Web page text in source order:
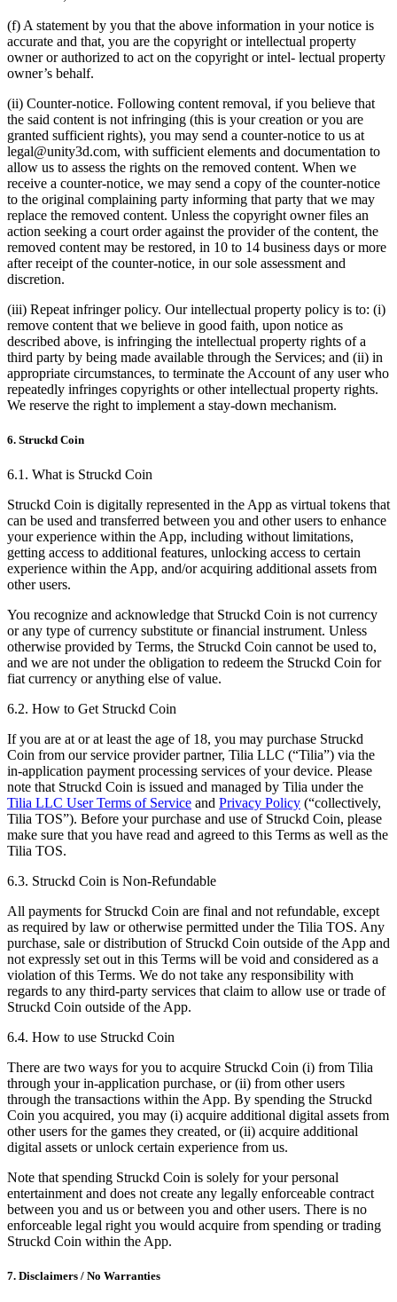
(f) A statement by you that the above information in your notice is
accurate and that, you are the copyright or intellectual property
owner or authorized to act on the copyright or intel- lectual property
owner’s behalf.
(ii) Counter-notice. Following content removal, if you believe that
the said content is not infringing (this is your creation or you are
granted sufficient rights), you may send a counter-notice to us at
legal@unity3d.com, with sufficient elements and documentation to
allow us to assess the rights on the removed content. When we
receive a counter-notice, we may send a copy of the counter-notice
to the original complaining party informing that party that we may
replace the removed content. Unless the copyright owner files an
action seeking a court order against the provider of the content, the
removed content may be restored, in 10 to 14 business days or more
after receipt of the counter-notice, in our sole assessment and
discretion.
(iii) Repeat infringer policy. Our intellectual property policy is to: (i)
remove content that we believe in good faith, upon notice as
described above, is infringing the intellectual property rights of a
third party by being made available through the Services; and (ii) in
appropriate circumstances, to terminate the Account of any user who
repeatedly infringes copyrights or other intellectual property rights.
We reserve the right to implement a stay-down mechanism.
6. Struckd Coin
6.1. What is Struckd Coin
Struckd Coin is digitally represented in the App as virtual tokens that
can be used and transferred between you and other users to enhance
your experience within the App, including without limitations,
getting access to additional features, unlocking access to certain
experience within the App, and/or acquiring additional assets from
other users.
You recognize and acknowledge that Struckd Coin is not currency
or any type of currency substitute or financial instrument. Unless
otherwise provided by Terms, the Struckd Coin cannot be used to,
and we are not under the obligation to redeem the Struckd Coin for
fiat currency or anything else of value.
6.2. How to Get Struckd Coin
If you are at or at least the age of 18, you may purchase Struckd
Coin from our service provider partner, Tilia LLC (“Tilia”) via the
in-application payment processing services of your device. Please
note that Struckd Coin is issued and managed by Tilia under the
Tilia LLC User Terms of Service and Privacy Policy (“collectively,
Tilia TOS”). Before your purchase and use of Struckd Coin, please
make sure that you have read and agreed to this Terms as well as the
Tilia TOS.
6.3. Struckd Coin is Non-Refundable
All payments for Struckd Coin are final and not refundable, except
as required by law or otherwise permitted under the Tilia TOS. Any
purchase, sale or distribution of Struckd Coin outside of the App and
not expressly set out in this Terms will be void and considered as a
violation of this Terms. We do not take any responsibility with
regards to any third-party services that claim to allow use or trade of
Struckd Coin outside of the App.
6.4. How to use Struckd Coin
There are two ways for you to acquire Struckd Coin (i) from Tilia
through your in-application purchase, or (ii) from other users
through the transactions within the App. By spending the Struckd
Coin you acquired, you may (i) acquire additional digital assets from
other users for the games they created, or (ii) acquire additional
digital assets or unlock certain experience from us.
Note that spending Struckd Coin is solely for your personal
entertainment and does not create any legally enforceable contract
between you and us or between you and other users. There is no
enforceable legal right you would acquire from spending or trading
Struckd Coin within the App.
7. Disclaimers / No Warranties